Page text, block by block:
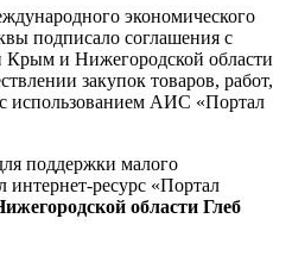
экономического
подписало соглашения с
Крым и Нижегородской области
закупок товаров, работ,
использованием АИС «Портал
поддержки малого
интернет-ресурс «Портал
области Глеб